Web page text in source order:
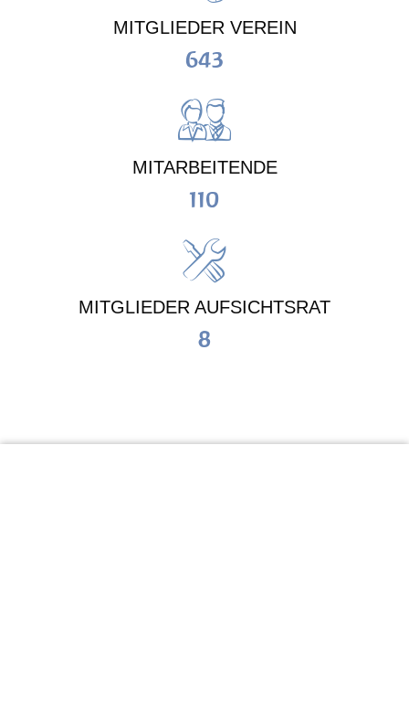
MITGLIEDER VEREIN
643
MITARBEITENDE
110
MITGLIEDER AUFSICHTSRAT
8